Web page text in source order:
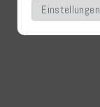
Einstellungen